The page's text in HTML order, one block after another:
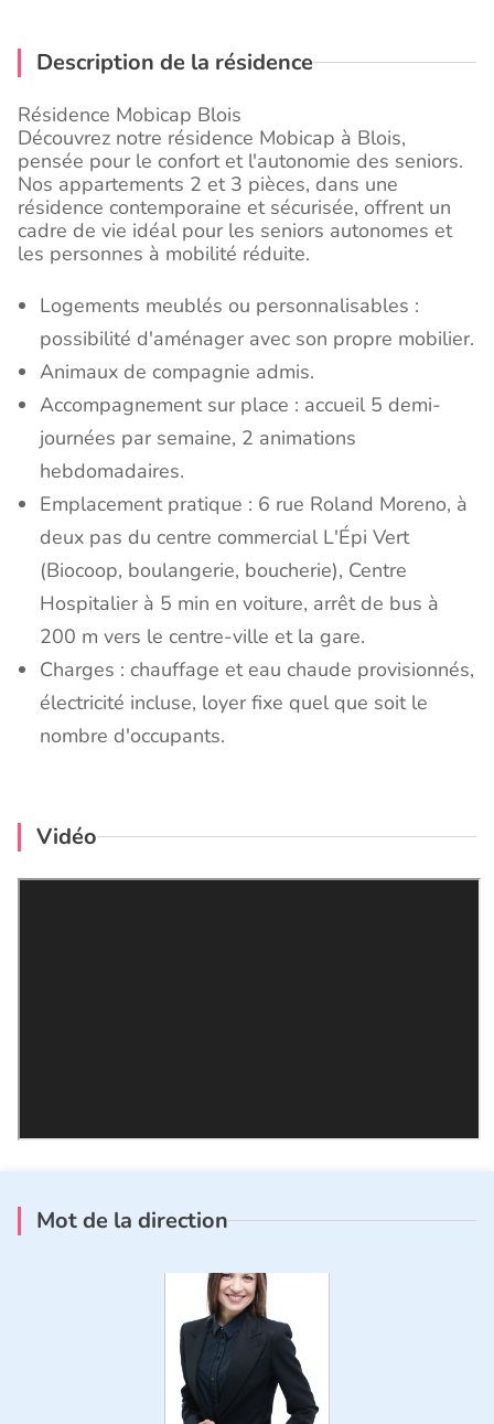
Description de la résidence
Résidence Mobicap Blois
Découvrez notre résidence Mobicap à Blois,
pensée pour le confort et l'autonomie des seniors.
Nos appartements 2 et 3 pièces, dans une
résidence contemporaine et sécurisée, offrent un
cadre de vie idéal pour les seniors autonomes et
les personnes à mobilité réduite.
Logements meublés ou personnalisables :
possibilité d'aménager avec son propre mobilier.
Animaux de compagnie admis.
Accompagnement sur place : accueil 5 demi-
journées par semaine, 2 animations
hebdomadaires.
Emplacement pratique : 6 rue Roland Moreno, à
deux pas du centre commercial L'Épi Vert
(Biocoop, boulangerie, boucherie), Centre
Hospitalier à 5 min en voiture, arrêt de bus à
200 m vers le centre-ville et la gare.
Charges : chauffage et eau chaude provisionnés,
électricité incluse, loyer fixe quel que soit le
nombre d'occupants.
Vidéo
Mot de la direction